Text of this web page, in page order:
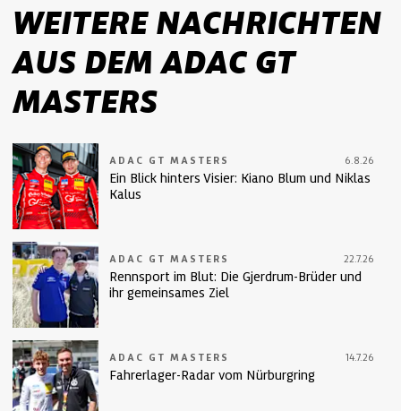
WEITERE NACHRICHTEN
AUS DEM ADAC GT
MASTERS
ADAC GT MASTERS 6.8.26
Ein Blick hinters Visier: Kiano Blum und Niklas
Kalus
ADAC GT MASTERS 22.7.26
Rennsport im Blut: Die Gjerdrum-Brüder und
ihr gemeinsames Ziel
ADAC GT MASTERS 14.7.26
Fahrerlager-Radar vom Nürburgring